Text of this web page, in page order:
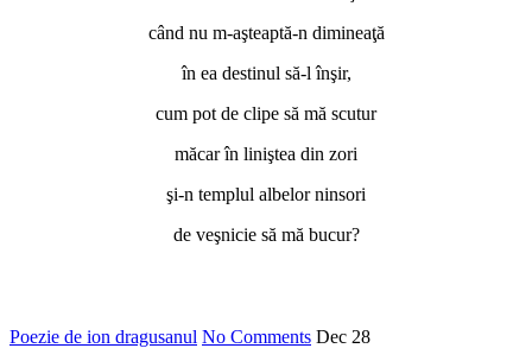
când nu m-aşteaptă-n dimineaţă
în ea destinul să-l înşir,
cum pot de clipe să mă scutur
măcar în liniştea din zori
şi-n templul albelor ninsori
de veşnicie să mă bucur?
Poezie de ion dragusanul No Comments Dec 28